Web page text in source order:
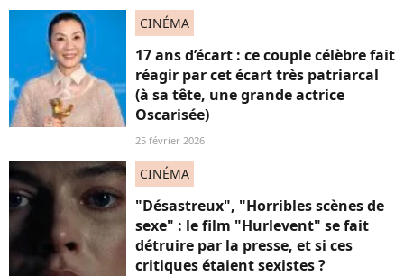
CINÉMA
17 ans d’écart : ce couple célèbre fait
réagir par cet écart très patriarcal
(à sa tête, une grande actrice
Oscarisée)
25 février 2026
CINÉMA
"Désastreux", "Horribles scènes de
sexe" : le film "Hurlevent" se fait
détruire par la presse, et si ces
critiques étaient sexistes ?